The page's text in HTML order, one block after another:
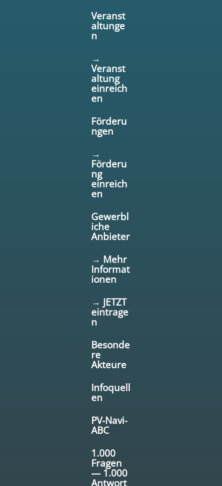
Veranst
altunge
n
→
Veranst
altung
einreich
en
Förderu
ngen
→
Förderu
ng
einreich
en
Gewerbl
iche
Anbieter
→ Mehr
Informat
ionen
→ JETZT
eintrage
n
Besonde
re
Akteure
Infoquell
en
PV-Navi-
ABC
1.000
Fragen
— 1.000
Antwort